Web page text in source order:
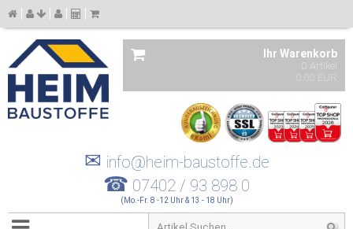
Ihr Warenkorb
0 Artikel
0,00 EUR
✉ info@heim-baustoffe.de
☎ 07402 / 93 898 0
(Mo.-Fr. 8 -12 Uhr & 13 - 18 Uhr)